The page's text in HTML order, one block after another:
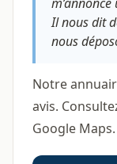
Il nous dit
nous
Notre
avis.
Google Maps.